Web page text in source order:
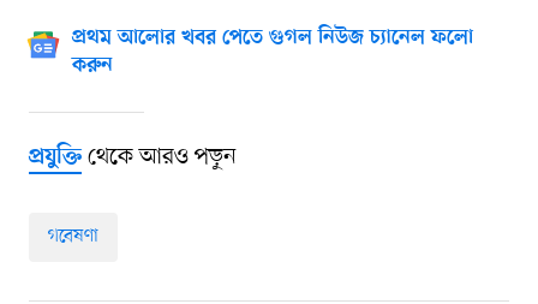
প্রথম আলোর খবর পেতে গুগল নিউজ চ্যানেল ফলো
করুন
প্রযুক্তিথেকে আরও পড়ুন
গবেষণা